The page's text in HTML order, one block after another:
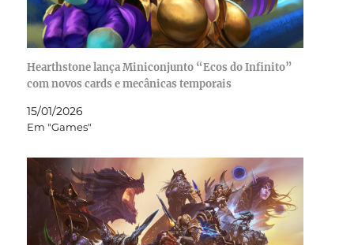
Hearthstone lança Miniconjunto “Ecos do Infinito”
com novos cards e mecânicas temporais
15/01/2026
Em "Games"